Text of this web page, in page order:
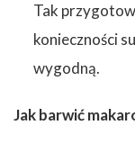
Tak
konieczności
wygodną.
Jak barwić